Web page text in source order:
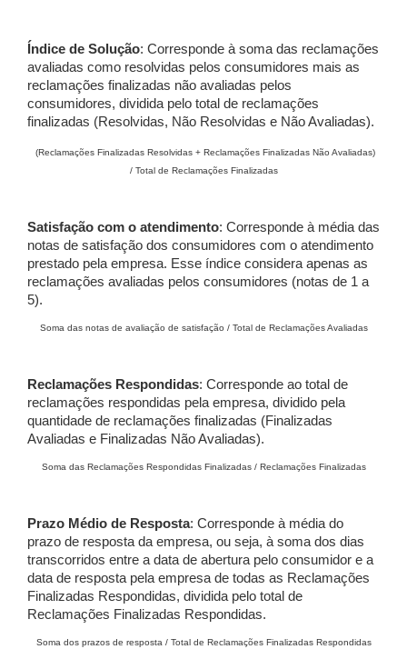
Índice de Solução: Corresponde à soma das reclamações
avaliadas como resolvidas pelos consumidores mais as
reclamações finalizadas não avaliadas pelos
consumidores, dividida pelo total de reclamações
finalizadas (Resolvidas, Não Resolvidas e Não Avaliadas).
(Reclamações Finalizadas Resolvidas + Reclamações Finalizadas Não Avaliadas)
/ Total de Reclamações Finalizadas
Satisfação com o atendimento: Corresponde à média das
notas de satisfação dos consumidores com o atendimento
prestado pela empresa. Esse índice considera apenas as
reclamações avaliadas pelos consumidores (notas de 1 a
5).
Soma das notas de avaliação de satisfação / Total de Reclamações Avaliadas
Reclamações Respondidas: Corresponde ao total de
reclamações respondidas pela empresa, dividido pela
quantidade de reclamações finalizadas (Finalizadas
Avaliadas e Finalizadas Não Avaliadas).
Soma das Reclamações Respondidas Finalizadas / Reclamações Finalizadas
Prazo Médio de Resposta: Corresponde à média do
prazo de resposta da empresa, ou seja, à soma dos dias
transcorridos entre a data de abertura pelo consumidor e a
data de resposta pela empresa de todas as Reclamações
Finalizadas Respondidas, dividida pelo total de
Reclamações Finalizadas Respondidas.
Soma dos prazos de resposta / Total de Reclamações Finalizadas Respondidas